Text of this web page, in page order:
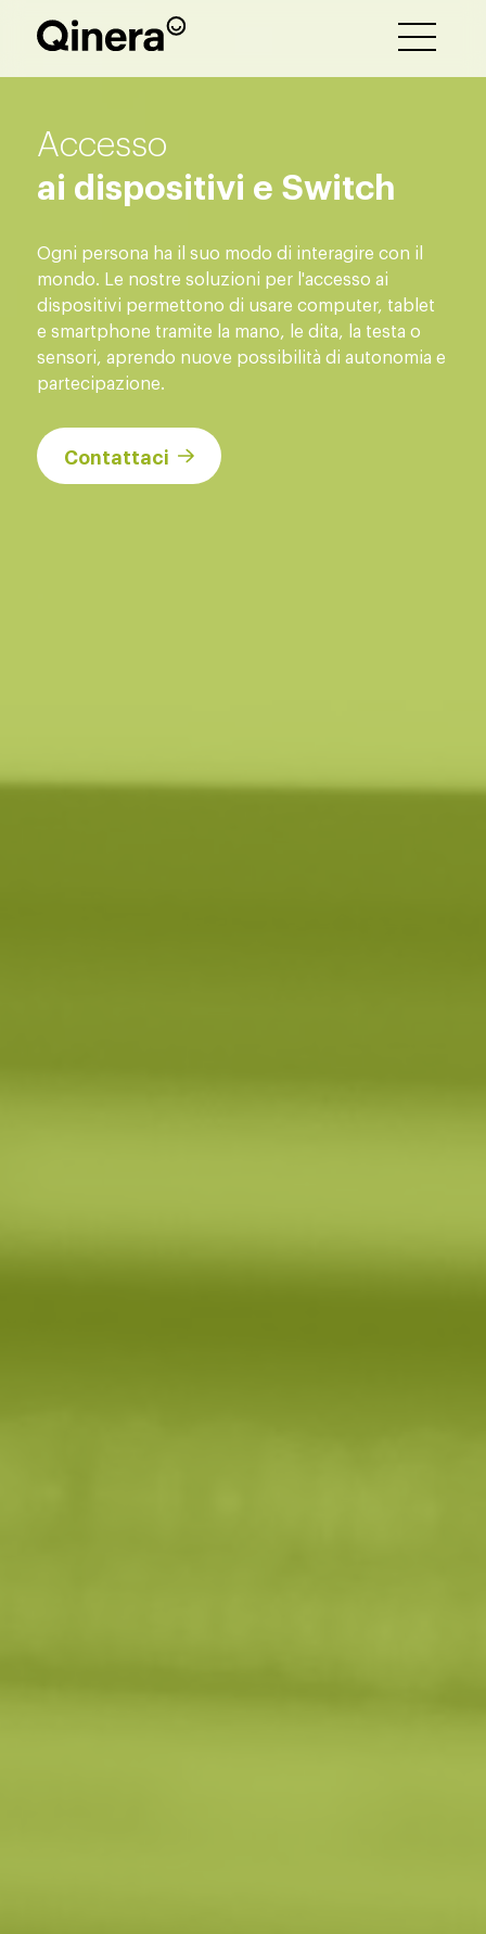
Accesso
ai dispositivi e Switch
Ogni persona ha il suo modo di interagire con il
mondo. Le nostre soluzioni per l'accesso ai
dispositivi permettono di usare computer, tablet
e smartphone tramite la mano, le dita, la testa o
sensori, aprendo nuove possibilità di autonomia e
partecipazione.
Contattaci